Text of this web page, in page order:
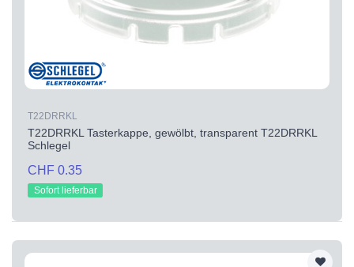
T22DRRKL
T22DRRKL Tasterkappe, gewölbt, transparent T22DRRKL
Schlegel
CHF 0.35
Sofort lieferbar